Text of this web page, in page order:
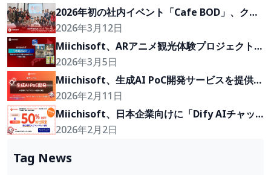
2026年初の社内イベント「Cafe BOD」、クラ
イアントの『Growth Partner』を目指して
2026年3月12日
Miichisoft、ARアニメ観光体験プロジェクト
「沖縄2Go！」の開発に参画
2026年3月5日
Miichisoft、生成AI PoC開発サービスを提供開
始。アイデアを2〜4週間で実現可能なプロトタ
イプに。
2026年2月11日
Miichisoft、日本企業向けに「Dify AIチャッ
トボット」導入支援プランを50％割引で提供。
2026年2月2日
Tag News